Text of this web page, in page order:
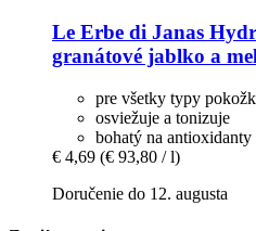
Le Erbe di Janas
granátové jablko a
pre všetky typy
osviežuje a tonizuje
bohatý na antioxidanty
€ 4,69 (€ 93,80 / l)
Doručenie do 12. augusta